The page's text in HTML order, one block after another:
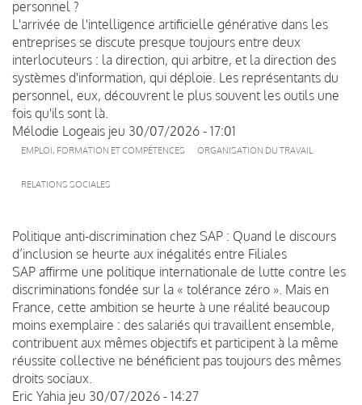
personnel ?
L'arrivée de l'intelligence artificielle générative dans les
entreprises se discute presque toujours entre deux
interlocuteurs : la direction, qui arbitre, et la direction des
systèmes d'information, qui déploie. Les représentants du
personnel, eux, découvrent le plus souvent les outils une
fois qu'ils sont là.
Mélodie Logeais jeu 30/07/2026 - 17:01
EMPLOI, FORMATION ET COMPÉTENCES ORGANISATION DU TRAVAIL
RELATIONS SOCIALES
Politique anti-discrimination chez SAP : Quand le discours
d’inclusion se heurte aux inégalités entre Filiales
SAP affirme une politique internationale de lutte contre les
discriminations fondée sur la « tolérance zéro ». Mais en
France, cette ambition se heurte à une réalité beaucoup
moins exemplaire : des salariés qui travaillent ensemble,
contribuent aux mêmes objectifs et participent à la même
réussite collective ne bénéficient pas toujours des mêmes
droits sociaux.
Eric Yahia jeu 30/07/2026 - 14:27